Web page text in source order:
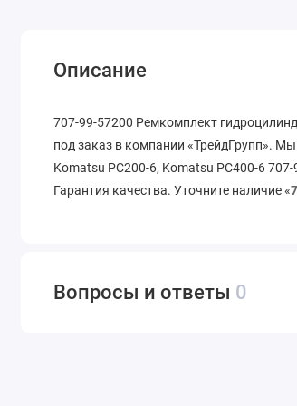
Описание
707-99-57200 Ремкомплект
под заказ в компании «ТрейдГрупп».
Komatsu PC200-6, Komatsu PC400-6
Гарантия качества. Уточните наличие «
Вопросы и ответы 0